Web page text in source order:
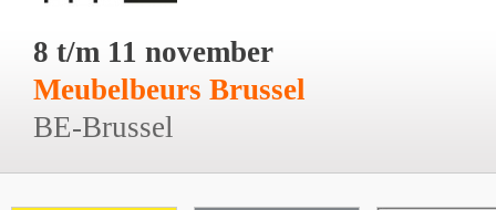
8 t/m 11 november
Meubelbeurs Brussel
BE-Brussel